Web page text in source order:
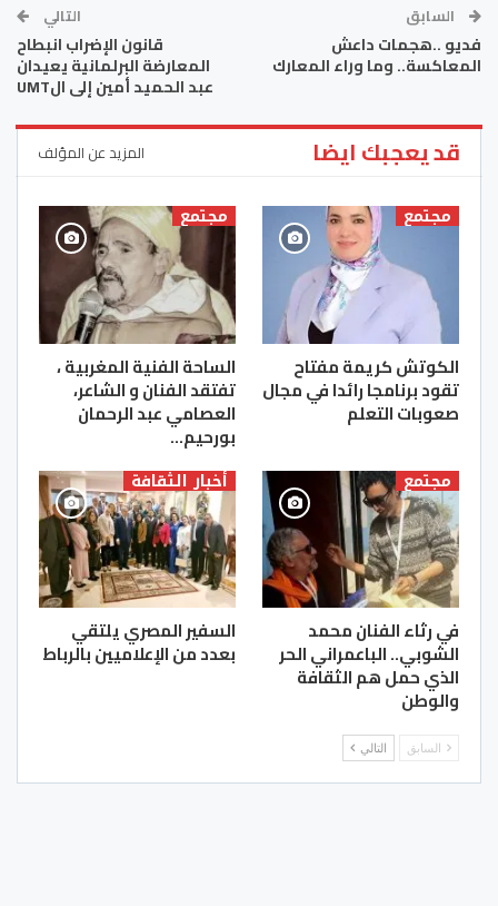
السابق
فديو ..هجمات داعش
المعاكسة.. وما وراء المعارك
التالي
قانون الإضراب انبطاح
المعارضة البرلمانية يعيدان
عبد الحميد أمين إلى الUMT
قد يعجبك ايضا المزيد عن المؤلف
مجتمع
الكوتش كريمة مفتاح
تقود برنامجا رائدا في مجال
صعوبات التعلم
مجتمع
الساحة الفنية المغربية ،
تفتقد الفنان و الشاعر،
العصامي عبد الرحمان
بورحيم…
مجتمع
في رثاء الفنان محمد
الشوبي.. الباعمراني الحر
الذي حمل هم الثقافة
والوطن
أخبار الثقافة
السفير المصري يلتقي
بعدد من الإعلاميين بالرباط
السابق التالي